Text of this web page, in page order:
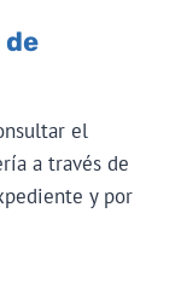
el
a través de
y por